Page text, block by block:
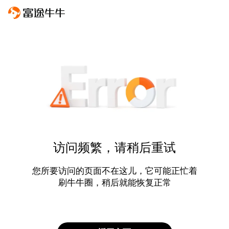
访问频繁，请稍后重试
您所要访问的页面不在这儿，它可能正忙着
刷牛牛圈，稍后就能恢复正常